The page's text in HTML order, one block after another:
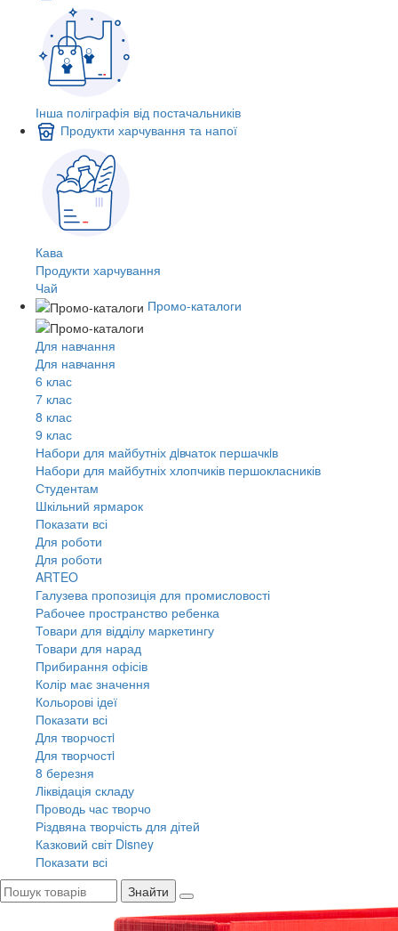
Інша поліграфія від постачальників
Продукти харчування та напої
Кава
Продукти харчування
Чай
Промо-каталоги
Для навчання
Для навчання
6 клас
7 клас
8 клас
9 клас
Набори для майбутніх дiвчаток першачкiв
Набори для майбутніх хлопчиків першокласників
Студентам
Шкільний ярмарок
Показати всі
Для роботи
Для роботи
ARTEO
Галузева пропозиція для промисловості
Рабочее пространство ребенка
Товари для відділу маркетингу
Товари для нарад
Прибирання офісів
Колір має значення
Кольорові ідеї
Показати всі
Для творчостi
Для творчостi
8 березня
Ліквідація складу
Проводь час творчо
Різдвяна творчість для дітей
Казковий світ Disney
Показати всі
Знайти